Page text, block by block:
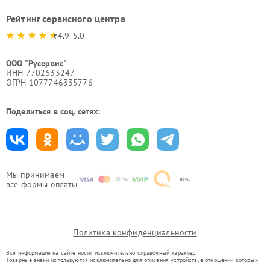
Мы принимаем
все формы оплаты
Рейтинг сервисного центра
4.9-5.0
ООО "Русервис"
ИНН 7702633247
ОГРН 1077746335776
Поделиться в соц. сетях:
Политика конфиденциальности
Вся информация на сайте носит исключительно справочный характер.
Товарные знаки используются исключительно для описания устройств, в отношении которых